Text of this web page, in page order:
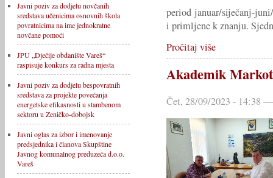
Javni poziv za dodjelu novčanih
sredstava učenicima osnovnih škola
povratnicima na ime jednokratne
novčane pomoći
JPU „Dječije obdanište Vareš“
raspisuje konkurs za radna mjesta
Javni poziv za dodjelu bespovratnih
sredstava za projekte povećanja
energetske efikasnosti u stambenom
sektoru u Zeničko-dobojsk
Javni oglas za izbor i imenovanje
predsjednika i članova Skupštine
Javnog komunalnog preduzeća d.o.o.
Vareš
period januar/siječanj-
i primljene k znanju.
Pročitaj više
Akademik
Čet, 28/09/2023 - 14:38